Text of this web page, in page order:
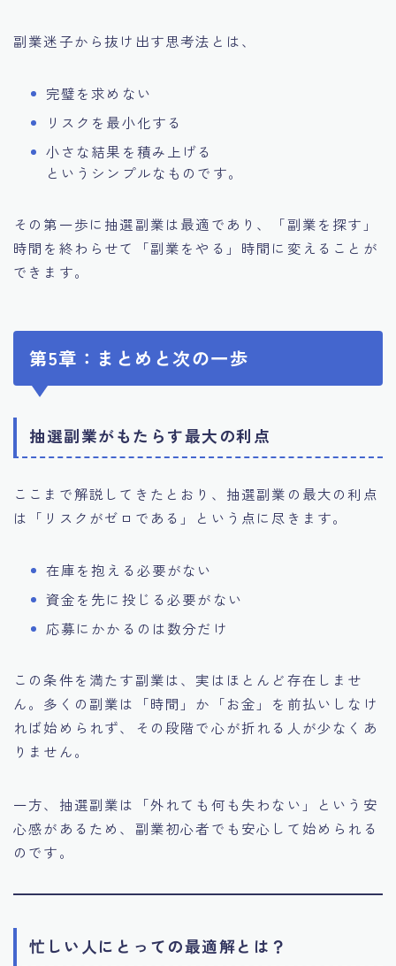
副業迷子から抜け出す思考法とは、
完璧を求めない
リスクを最小化する
小さな結果を積み上げる
というシンプルなものです。
その第一歩に抽選副業は最適であり、「副業を探す」
時間を終わらせて「副業をやる」時間に変えることが
できます。
第5章：まとめと次の一歩
抽選副業がもたらす最大の利点
ここまで解説してきたとおり、抽選副業の最大の利点
は「リスクがゼロである」という点に尽きます。
在庫を抱える必要がない
資金を先に投じる必要がない
応募にかかるのは数分だけ
この条件を満たす副業は、実はほとんど存在しませ
ん。多くの副業は「時間」か「お金」を前払いしなけ
れば始められず、その段階で心が折れる人が少なくあ
りません。
一方、抽選副業は「外れても何も失わない」という安
心感があるため、副業初心者でも安心して始められる
のです。
忙しい人にとっての最適解とは？